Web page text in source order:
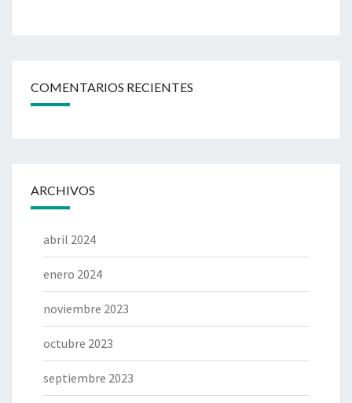
COMENTARIOS RECIENTES
ARCHIVOS
abril 2024
enero 2024
noviembre 2023
octubre 2023
septiembre 2023